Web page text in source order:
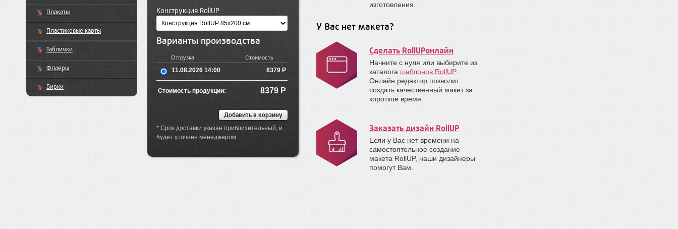
Плакаты
Пластиковые карты
Таблички
Флаеры
Бирки
Конструкция RollUP
Варианты производства
Отгрузка Стоимость
11.08.2026 14:00 8379 Р
Стоимость продукции: 8379 Р
* Срок доставки указан приблизительный, и
будет уточнен менеджером.
изготовления.
У Вас нет макета?
Сделать RollUPонлайн
Начните с нуля или выбирите из
каталога шаблонов RollUP.
Онлайн редактор позволит
создать качественный макет за
короткое время.
Заказать дизайн RollUP
Если у Вас нет времени на
самостоятельное создание
макета RollUP, наши дизайнеры
помогут Вам.